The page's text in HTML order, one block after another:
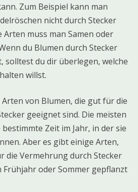
Zum Beispiel kann man
nicht durch Stecker
Arten muss man Samen oder
du Blumen durch Stecker
solltest du dir überlegen, welche
willst.
Arten von Blumen, die gut für die
geeignet sind. Die meisten
Zeit im Jahr, in der sie
Aber es gibt einige Arten,
die Vermehrung durch Stecker
Frühjahr oder Sommer gepflanzt